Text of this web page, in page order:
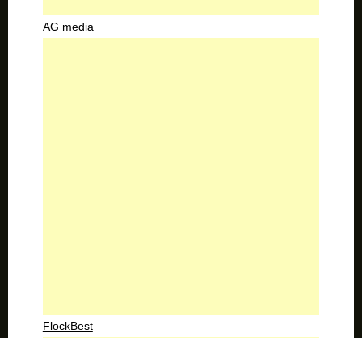
AG media
FlockBest